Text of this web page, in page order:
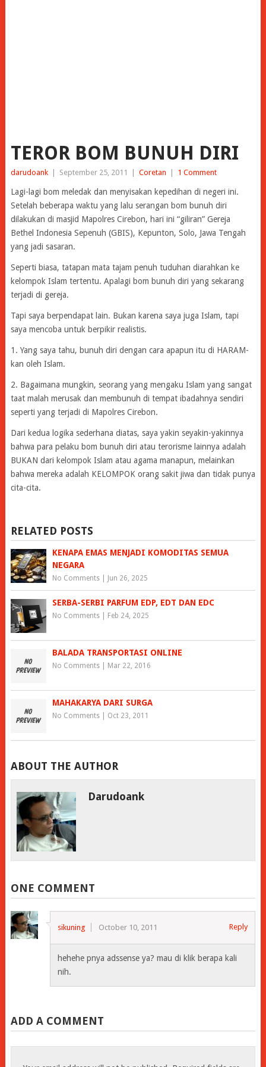
TEROR BOM BUNUH DIRI
darudoank September 25, 2011 Coretan 1 Comment
Lagi-lagi bom meledak dan menyisakan kepedihan di negeri ini.
Setelah beberapa waktu yang lalu serangan bom bunuh diri
dilakukan di masjid Mapolres Cirebon, hari ini “giliran” Gereja
Bethel Indonesia Sepenuh (GBIS), Kepunton, Solo, Jawa Tengah
yang jadi sasaran.
Seperti biasa, tatapan mata tajam penuh tuduhan diarahkan ke
kelompok Islam tertentu. Apalagi bom bunuh diri yang sekarang
terjadi di gereja.
Tapi saya berpendapat lain. Bukan karena saya juga Islam, tapi
saya mencoba untuk berpikir realistis.
1. Yang saya tahu, bunuh diri dengan cara apapun itu di HARAM-
kan oleh Islam.
2. Bagaimana mungkin, seorang yang mengaku Islam yang sangat
taat malah merusak dan membunuh di tempat ibadahnya sendiri
seperti yang terjadi di Mapolres Cirebon.
Dari kedua logika sederhana diatas, saya yakin seyakin-yakinnya
bahwa para pelaku bom bunuh diri atau terorisme lainnya adalah
BUKAN dari kelompok Islam atau agama manapun, melainkan
bahwa mereka adalah KELOMPOK orang sakit jiwa dan tidak punya
cita-cita.
RELATED POSTS
KENAPA EMAS MENJADI KOMODITAS SEMUA
NEGARA
No Comments| Jun 26, 2025
SERBA-SERBI PARFUM EDP, EDT DAN EDC
No Comments| Feb 24, 2025
BALADA TRANSPORTASI ONLINE
No Comments| Mar 22, 2016
MAHAKARYA DARI SURGA
No Comments| Oct 23, 2011
ABOUT THE AUTHOR
Darudoank
ONE COMMENT
sikuning October 10, 2011 Reply
hehehe pnya adssense ya? mau di klik berapa kali
nih.
ADD A COMMENT